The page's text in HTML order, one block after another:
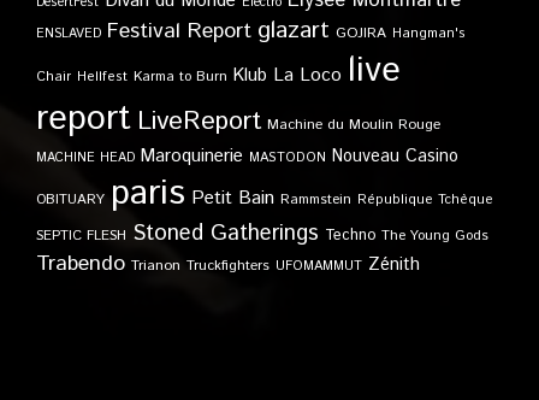
ENSLAVED Festival Report glazart GOJIRA Hangman's
Chair Hellfest Karma to Burn Klub La Loco live
report LiveReport Machine du Moulin Rouge
MACHINE HEAD Maroquinerie MASTODON Nouveau Casino
OBITUARY paris Petit Bain Rammstein République Tchèque
SEPTIC FLESH Stoned Gatherings Techno The Young Gods
Trabendo Trianon Truckfighters UFOMAMMUT Zénith